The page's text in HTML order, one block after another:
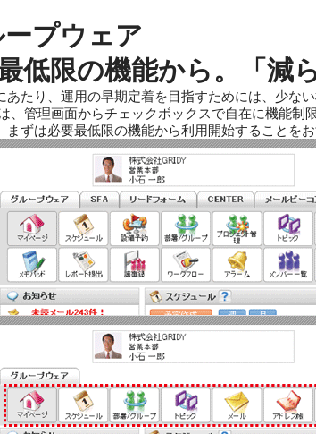
プウェア
低限の機能から。「減
あたり、運用の早期定着を目指すためには、少な
、管理画面からチェックボックスで自在に機能制
ずは必要最低限の機能から利用開始することをお